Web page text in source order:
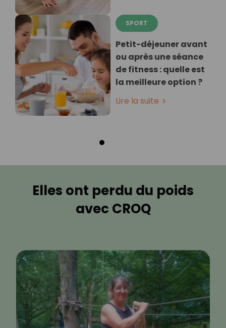
SPORT
Petit-déjeuner avant
ou après une séance
de fitness : quelle est
la meilleure option ?
Lire la suite
Elles ont perdu du poids
avec CROQ